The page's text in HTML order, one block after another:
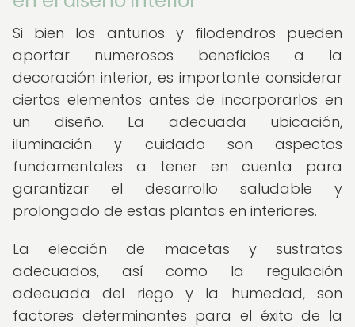
Si bien los anturios y filodendros pueden
aportar numerosos beneficios a la
decoración interior, es importante considerar
ciertos elementos antes de incorporarlos en
un diseño. La adecuada ubicación,
iluminación y cuidado son aspectos
fundamentales a tener en cuenta para
garantizar el desarrollo saludable y
prolongado de estas plantas en interiores.
La elección de macetas y sustratos
adecuados, así como la regulación
adecuada del riego y la humedad, son
factores determinantes para el éxito de la